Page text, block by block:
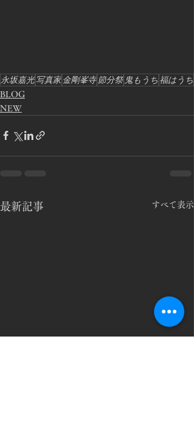
永坂嘉光 写真家 金剛峯寺 節分祭 鬼もうち 福はうち
BLOG
NEW
最新記事 すべて表示